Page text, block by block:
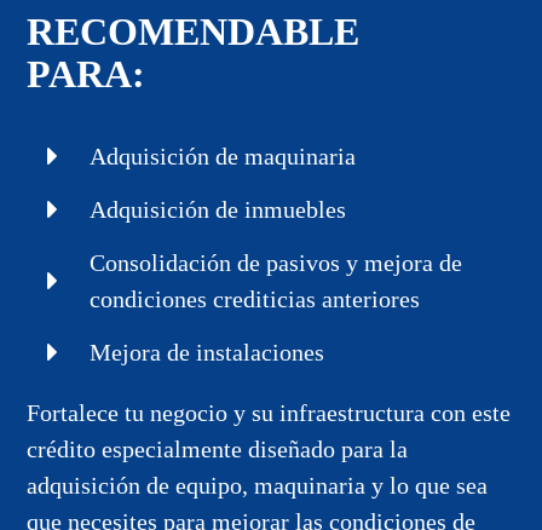
RECOMENDABLE
PARA:
Adquisición de maquinaria
Adquisición de inmuebles
Consolidación de pasivos y mejora de
condiciones crediticias anteriores
Mejora de instalaciones
Fortalece tu negocio y su infraestructura con este
crédito especialmente diseñado para la
adquisición de equipo, maquinaria y lo que sea
que necesites para mejorar las condiciones de